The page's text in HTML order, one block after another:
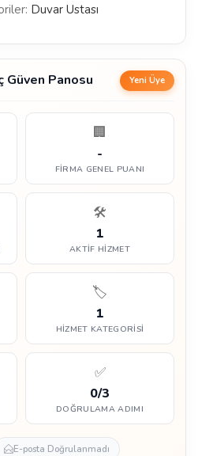
Duvar Ustası
Panosu Yeni Üye
🏢
-
FIRMA GENEL PUANI
🛠️
1
AKTIF HIZMET
🏷️
1
HIZMET KATEGORISI
✅
0/3
DOĞRULAMA ADIMI
E-posta Doğrulanmadı